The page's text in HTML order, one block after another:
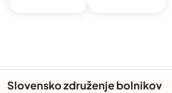
Slovensko združenje bolnikov